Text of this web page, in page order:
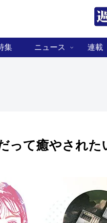
集 ニュース 連載
て癒やされた